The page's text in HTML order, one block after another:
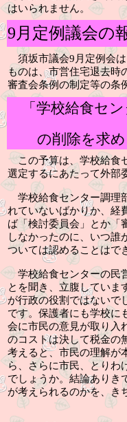
はいられません。
9月定例議会の
須坂市議会9 月定例会は
ものは、市営住宅退去時
審査会条例の制定等の条
「学校給食セ
の削除を求
この予算は、学校給食
選定するにあたって外部
学校給食センター調理
れていないばかりか、経
ば「検討委員会」とか「
しなかったのに、いつ誰
ついては認めることはで
学校給食センターの民
とを聞き、立腹していま
が行政の役割ではないで
です。保護者にも学校に
会に市民の意見が取り入
のコストは決して税金の
考えると、市民の理解が
ら、さらに市民、とりわ
でしょうか。結論ありき
が考えられるのかを、き